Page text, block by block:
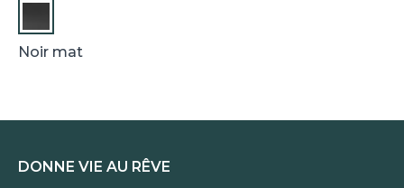
Noir mat
DONNE VIE AU RÊVE